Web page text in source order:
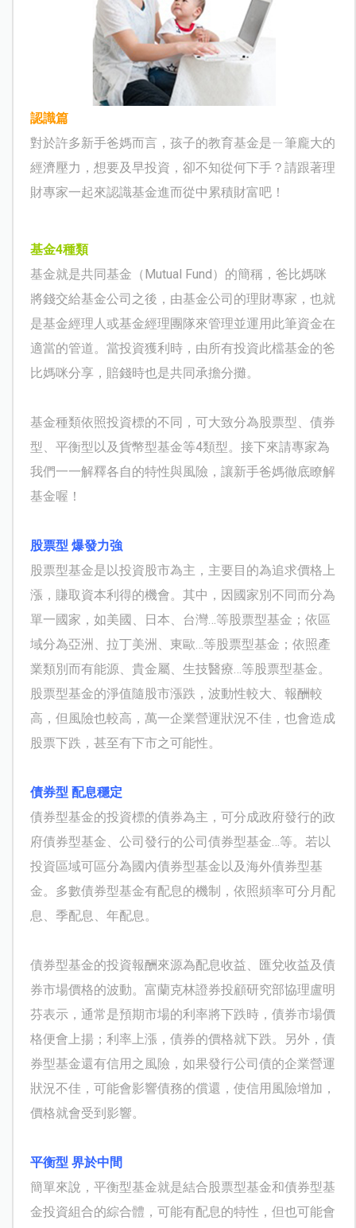
認識篇
對於許多新手爸媽而言，孩子的教育基金是ㄧ筆龐大的
經濟壓力，想要及早投資，卻不知從何下手？請跟著理
財專家一起來認識基金進而從中累積財富吧！
基金4種類
基金就是共同基金（Mutual Fund）的簡稱，爸比媽咪
將錢交給基金公司之後，由基金公司的理財專家，也就
是基金經理人或基金經理團隊來管理並運用此筆資金在
適當的管道。當投資獲利時，由所有投資此檔基金的爸
比媽咪分享，賠錢時也是共同承擔分攤。
基金種類依照投資標的不同，可大致分為股票型、債券
型、平衡型以及貨幣型基金等4類型。接下來請專家為
我們一一解釋各自的特性與風險，讓新手爸媽徹底瞭解
基金喔！
股票型 爆發力強
股票型基金是以投資股市為主，主要目的為追求價格上
漲，賺取資本利得的機會。其中，因國家別不同而分為
單一國家，如美國、日本、台灣…等股票型基金；依區
域分為亞洲、拉丁美洲、東歐…等股票型基金；依照產
業類別而有能源、貴金屬、生技醫療…等股票型基金。
股票型基金的淨值隨股市漲跌，波動性較大、報酬較
高，但風險也較高，萬一企業營運狀況不佳，也會造成
股票下跌，甚至有下市之可能性。
債券型 配息穩定
債券型基金的投資標的債券為主，可分成政府發行的政
府債券型基金、公司發行的公司債券型基金…等。若以
投資區域可區分為國內債券型基金以及海外債券型基
金。多數債券型基金有配息的機制，依照頻率可分月配
息、季配息、年配息。
債券型基金的投資報酬來源為配息收益、匯兌收益及債
券市場價格的波動。富蘭克林證券投顧研究部協理盧明
芬表示，通常是預期市場的利率將下跌時，債券市場價
格便會上揚；利率上漲，債券的價格就下跌。另外，債
券型基金還有信用之風險，如果發行公司債的企業營運
狀況不佳，可能會影響債務的償還，使信用風險增加，
價格就會受到影響。
平衡型 界於中間
簡單來說，平衡型基金就是結合股票型基金和債券型基
金投資組合的綜合體，可能有配息的特性，但也可能會